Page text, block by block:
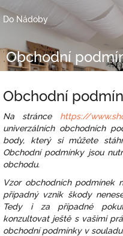
Přejít
naDo Nádoby
Obchodní
Obchodní
Na stránce https://
univerzálních obchodních
body, který si můžete
Obchodní podmínky jsou
obchodu.
Vzor obchodních podmínek
případný vznik škody
Tedy i za případné
konzultovat ještě s vašimi
obchodní podmínky v